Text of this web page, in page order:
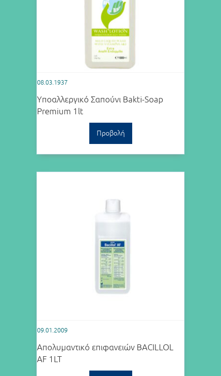
08.03.1937
Υποαλλεργικό Σαπούνι Bakti-Soap
Premium 1lt
Προβολή
09.01.2009
Απολυμαντικό επιφανειών BACILLOL
AF 1LT